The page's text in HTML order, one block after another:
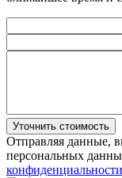
Уточнить стоимость
Отправляя данные,
персональных
конфиденциальности